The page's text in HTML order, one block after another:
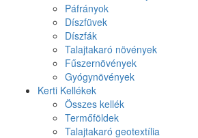
Páfrányok
Díszfüvek
Díszfák
Talajtakaró növények
Fűszernövények
Gyógynövények
Kerti Kellékek
Összes kellék
Termőföldek
Talajtakaró geotextília